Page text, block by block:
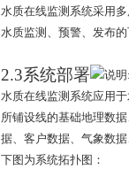
水质在线监测 系统采用
水质监测、预警、发布
2.3系统部署
水质在线监测系统应用
所铺设线的基础地理数
据、客户数据、气象数
下图为系统拓扑图：